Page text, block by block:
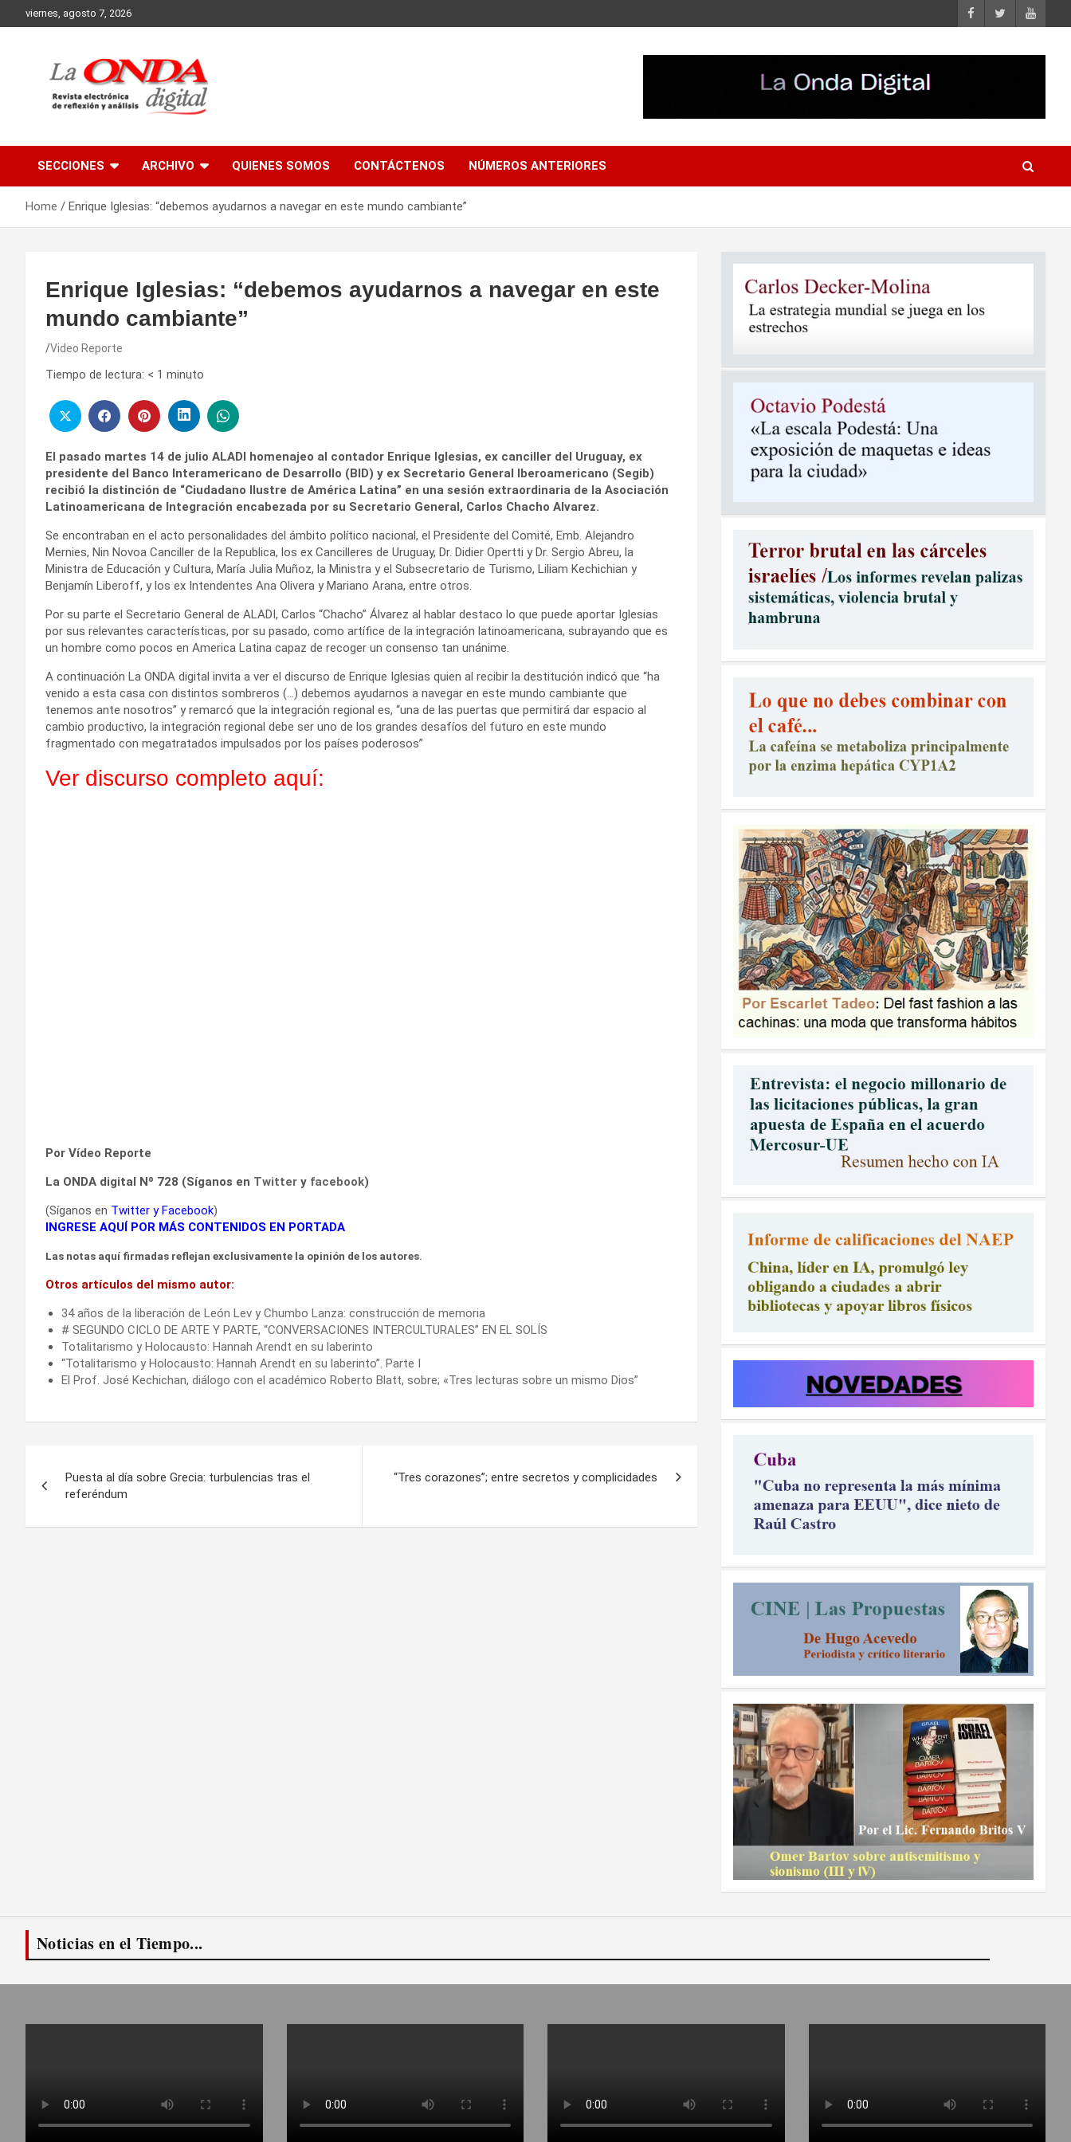
to
viernes, agosto 7, 2026
SECCIONES ARCHIVO QUIENES SOMOS CONTÁCTENOS NÚMEROS ANTERIORES
Home Enrique Iglesias: “debemos ayudarnos a navegar en este mundo cambiante”
Enrique Iglesias: “debemos ayudarnos a navegar en este
mundo cambiante”
Video Reporte
Tiempo de lectura: < 1 minuto
El pasado martes 14 de julio ALADI homenajeo al contador Enrique Iglesias, ex canciller del Uruguay, ex
presidente del Banco Interamericano de Desarrollo (BID) y ex Secretario General Iberoamericano (Segib)
recibió la distinción de “Ciudadano Ilustre de América Latina” en una sesión extraordinaria de la Asociación
Latinoamericana de Integración encabezada por su Secretario General, Carlos Chacho Alvarez.
Se encontraban en el acto personalidades del ámbito político nacional, el Presidente del Comité, Emb. Alejandro
Mernies, Nin Novoa Canciller de la Republica, los ex Cancilleres de Uruguay, Dr. Didier Opertti y Dr. Sergio Abreu, la
Ministra de Educación y Cultura, María Julia Muñoz, la Ministra y el Subsecretario de Turismo, Liliam Kechichian y
Benjamín Liberoff, y los ex Intendentes Ana Olivera y Mariano Arana, entre otros.
Por su parte el Secretario General de ALADI, Carlos “Chacho” Álvarez al hablar destaco lo que puede aportar Iglesias
por sus relevantes características, por su pasado, como artífice de la integración latinoamericana, subrayando que es
un hombre como pocos en America Latina capaz de recoger un consenso tan unánime.
A continuación La ONDA digital invita a ver el discurso de Enrique Iglesias quien al recibir la destitución indicó que “ha
venido a esta casa con distintos sombreros (…) debemos ayudarnos a navegar en este mundo cambiante que
tenemos ante nosotros” y remarcó que la integración regional es, “una de las puertas que permitirá dar espacio al
cambio productivo, la integración regional debe ser uno de los grandes desafíos del futuro en este mundo
fragmentado con megatratados impulsados por los países poderosos”
Ver discurso completo aquí:
Por Vídeo Reporte
La ONDA digital Nº 728 (Síganos en Twitter y facebook)
(Síganos en Twitter yFacebook)
INGRESE AQUÍ POR MÁS CONTENIDOS EN PORTADA
Las notas aquí firmadas reflejan exclusivamente la opinión de los autores.
Otros artículos del mismo autor:
34 años de la liberación de León Lev y Chumbo Lanza: construcción de memoria
# SEGUNDO CICLO DE ARTE Y PARTE, “CONVERSACIONES INTERCULTURALES” EN EL SOLÍS
Totalitarismo y Holocausto: Hannah Arendt en su laberinto
“Totalitarismo y Holocausto: Hannah Arendt en su laberinto”. Parte I
El Prof. José Kechichan, diálogo con el académico Roberto Blatt, sobre; «Tres lecturas sobre un mismo Dios”
de
entradas
Puesta al día sobre Grecia: turbulencias tras el
referéndum
“Tres corazones”; entre secretos y complicidades
Noticias en el Tiempo...